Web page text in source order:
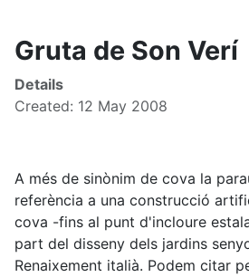
Gruta de Son Verí
Details
Created: 12 May 2008
A més de sinònim de cova la
referència a una construcció
cova -fins al punt d'incloure
part del disseny dels jardins
Renaixement italià. Podem citar